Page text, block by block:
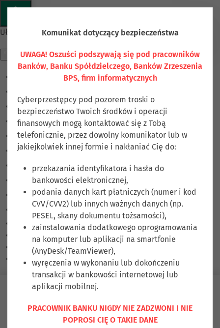
Ułatwienia dostępu
Odwróć kolory
Ciemny kontrast
Jasny kontrast
Niskie nasycenie
Wysokie nasycenie
Zaznacz linki
Zaznacz nagłówki
Czytnik ekranu
Tryb czytania
Skalowanie treści 100 %
Czcionka 100%
Wysokość linii 100%
Odstęp liter 100 %
Ubezpiecz się Kontakt
Komunikat dotyczący bezpieczeństwa
UWAGA! Oszuści podszywają się pod pracowników
Banków, Banku Spółdzielczego, Banków Zrzeszenia
BPS, firm informatycznych
Cyberprzestępcy pod pozorem troski o
bezpieczeństwo Twoich środków i operacji
finansowych mogą kontaktować się z Tobą
telefonicznie, przez dowolny komunikator lub w
jakiejkolwiek innej formie i nakłaniać Cię do:
przekazania identyfikatora i hasła do
bankowości elektronicznej,
podania danych kart płatniczych (numer i kod
CVV/CVV2) lub innych ważnych danych (np.
PESEL, skany dokumentu tożsamości),
zainstalowania dodatkowego oprogramowania
na komputer lub aplikacji na smartfonie
(AnyDesk/TeamViewer),
wyręczenia w wykonaniu lub dokończeniu
transakcji w bankowości internetowej lub
aplikacji mobilnej.
PRACOWNIK BANKU NIGDY NIE ZADZWONI I NIE
POPROSI CIĘ O TAKIE DANE